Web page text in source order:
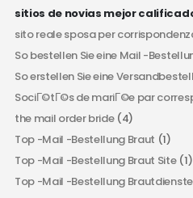
sitios de novias mejor
sito reale sposa per
So bestellen Sie eine Mail -
So erstellen Sie eine
SociГ©tГ©s de mariГ©e par
the mail order bride(4)
Top -Mail -Bestellung Braut (1)
Top -Mail -Bestellung Braut Site(1)
Top -Mail -Bestellung Brautdienste